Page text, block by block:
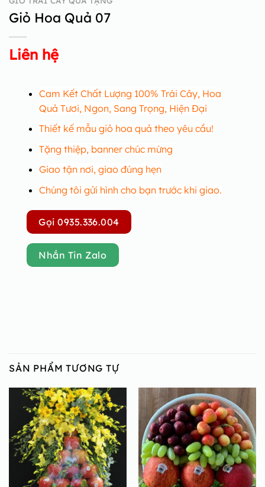
Giỏ Hoa Quả 07
Liên hệ
Cam Kết Chất Lượng 100% Trái Cây, Hoa
Quả Tươi, Ngon, Sang Trọng, Hiện Đại
Thiết kế mẫu giỏ hoa quả theo yêu cầu!
Tặng thiệp, banner chúc mừng
Giao tận nơi, giao đúng hẹn
Chúng tôi gửi hình cho bạn trước khi giao.
Gọi 0935.336.004
Nhắn Tin Zalo
SẢN PHẨM TƯƠNG TỰ